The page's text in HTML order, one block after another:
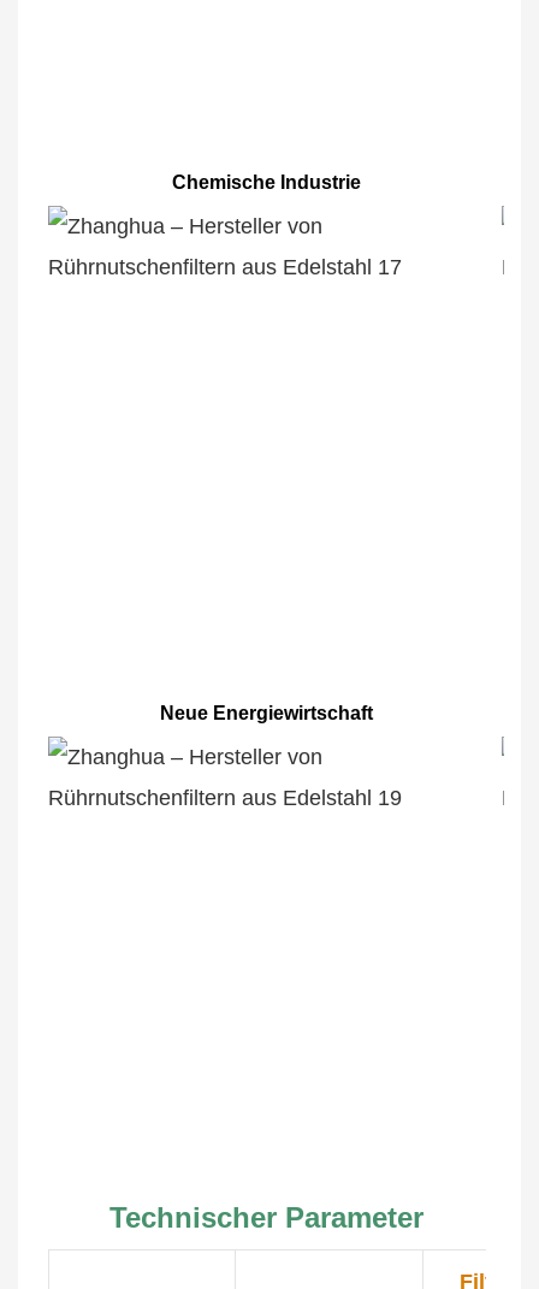
Chemische Industrie
Neue Energiewirtschaft
Technischer Parameter